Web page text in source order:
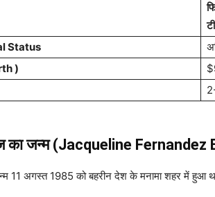
Status
)
का जन्म (Jacqueline
11 अगस्त 1985 को बहरीन देश के मनामा शहर में हुआ